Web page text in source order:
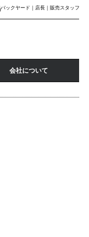
バックヤード｜店長｜販売スタッフ｜
副店長
会社について